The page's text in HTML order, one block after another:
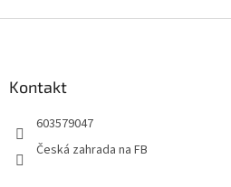
Kontakt
603579047
Česká zahrada na FB